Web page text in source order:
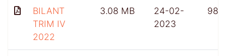
BILANT
TRIM IV
2022
3.08 MB
24-02-
2023
982